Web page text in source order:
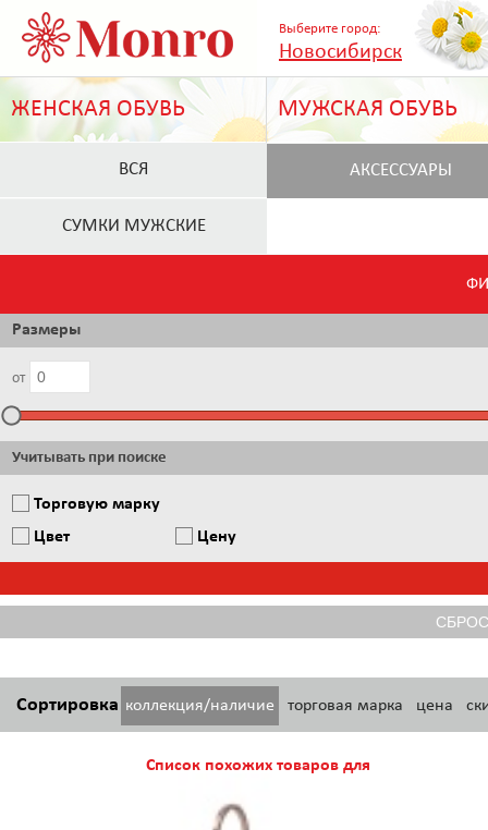
Выберите город:
Новосибирск
ЖЕНСКАЯ ОБУВЬ МУЖСКАЯ ОБУВЬ
ВСЯ АКСЕССУАРЫ
СУМКИ МУЖСКИЕ
Размеры
от
Учитывать при поиске
Торговую марку
Цвет
Цену
Сортировка коллекция/наличие торговая марка цена
Список похожих товаров для